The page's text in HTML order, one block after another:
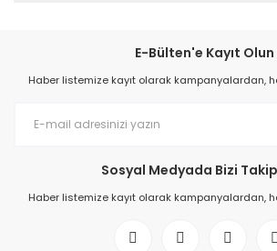
E-Bülten'e Kayıt Olun
Haber listemize kayıt olarak kampanyalardan,
Sosyal Medyada Bizi
Haber listemize kayıt olarak kampanyalardan,